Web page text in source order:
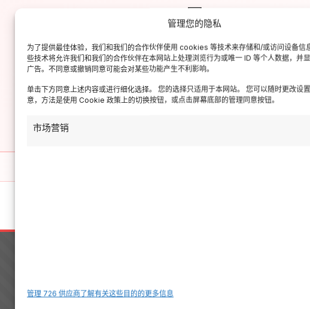
管理您的隐私
为了提供最佳体验，我们和我们的合作伙伴使用 cookies 等技术来存储和/或访问设备信
些技术将允许我们和我们的合作伙伴在本网站上处理浏览行为或唯一 ID 等个人数据，并
广告。不同意或撤销同意可能会对某些功能产生不利影响。
单击下方同意上述内容或进行细化选择。 您的选择只适用于本网站。 您可以随时更改设
意，方法是使用 Cookie 政策上的切换按钮，或点击屏幕底部的管理同意按钮。
市场营销
管理 726 供应商了解有关这些目的的更多信息
✉
Resta aggiornato sull'Italia
Iscriviti alla newsletter per ricevere guide di viaggio, offerte
ispirazioni settimanali
Servizi